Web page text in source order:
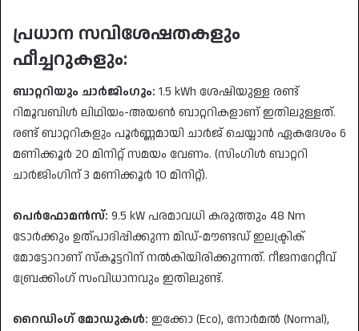
പ്രധാന സവിശേഷതകളും
ഫീച്ചറുകളും:
ബാറ്ററിയും ചാർജിംഗും: 1.5 kWh ശേഷിയുള്ള രണ്ട്
റിമൂവബിൾ ലിഥിയം-അയൺ ബാറ്ററികളാണ് ഇതിലുള്ളത്.
രണ്ട് ബാറ്ററികളും പൂർണ്ണമായി ചാർജ് ചെയ്യാൻ ഏകദേശം 6
മണിക്കൂർ 20 മിനിറ്റ് സമയം വേണം. (സിംഗിൾ ബാറ്ററി
ചാർജിംഗിന് 3 മണിക്കൂർ 10 മിനിറ്റ്).
പെർഫോമൻസ്: 9.5 kW പരമാവധി കരുത്തും 48 Nm
ടോർക്കും ഉത്പാദിപ്പിക്കുന്ന മിഡ്-മൗണ്ടഡ് ഇലക്ട്രിക്
മോട്ടോറാണ് സ്കൂട്ടറിന് നൽകിയിരിക്കുന്നത്. റീജനറേറ്റീവ്
ബ്രേക്കിംഗ് സംവിധാനവും ഇതിലുണ്ട്.
റൈഡിംഗ് മോഡുകൾ: ഇക്കോ (Eco), നോർമൽ (Normal),